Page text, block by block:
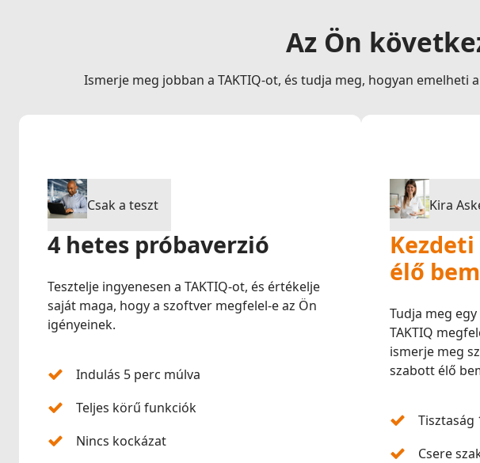
Az Ön
Ismerje meg jobban a TAKTIQ-ot, és tudja meg, hogyan
Csak a teszt
4 hetes próbaverzió
Tesztelje ingyenesen a TAKTIQ-ot, és értékelje
saját maga, hogy a szoftver megfelel-e az Ön
igényeinek.
Indulás 5 perc múlva
Teljes körű funkciók
Nincs kockázat
Kira
élő
Tudja meg
TAKTIQ
ismerje meg
szabott élő
Tisztaság
Csere